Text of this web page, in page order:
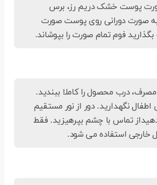
پوست خشک دریم رز، برس
به صورت دورانی روی پوست صورت
فوم تمام صورت را بپوشاند.
درب محصول را کاملا ببندید.
نگهدارید. دور از نور مستقیم
تماس با چشم بپرهیزید. فقط
خارجی استفاده می شود.